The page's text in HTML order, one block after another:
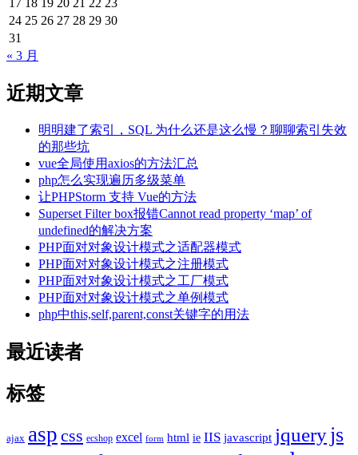
17 18 19 20 21 22 23
24 25 26 27 28 29 30
31
« 3 月
近期文章
明明建了索引，SQL 为什么还是这么慢？聊聊索引失效
的那些坑
vue全局使用axios的方法汇总
php怎么实现遍历多级菜单
让PHPStorm 支持 Vue的方法
Superset Filter box报错Cannot read property ‘map’ of
undefined的解决方案
PHP面对对象设计模式之适配器模式
PHP面对对象设计模式之注册模式
PHP面对对象设计模式之工厂模式
PHP面对对象设计模式之单例模式
php中this,self,parent,const关键字的用法
最近读者
标签
ajax asp css ecshop excel form html ie IIS javascript jqueryjs